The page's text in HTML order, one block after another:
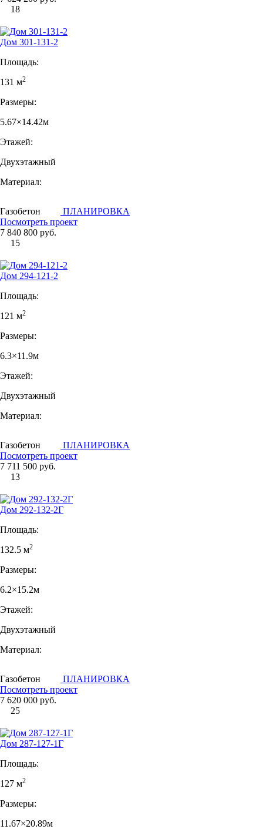
18
Дом 301-131-2
Площадь:
131 м2
Размеры:
5.67×14.42м
Этажей:
Двухэтажный
Материал:
Газобетон
ПЛАНИРОВКА
Посмотреть проект
7 840 800 руб.
15
Дом 294-121-2
Площадь:
121 м2
Размеры:
6.3×11.9м
Этажей:
Двухэтажный
Материал:
Газобетон
ПЛАНИРОВКА
Посмотреть проект
7 711 500 руб.
13
Дом 292-132-2Г
Площадь:
132.5 м2
Размеры:
6.2×15.2м
Этажей:
Двухэтажный
Материал:
Газобетон
ПЛАНИРОВКА
Посмотреть проект
7 620 000 руб.
25
Дом 287-127-1Г
Площадь:
127 м2
Размеры:
11.67×20.89м